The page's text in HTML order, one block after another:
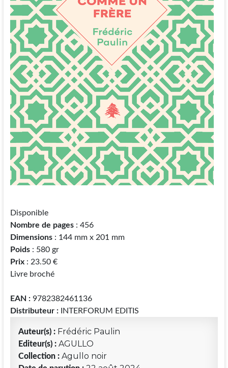
Disponible
Nombre de pages: 456
Dimensions: 144 mm x 201 mm
Poids: 580 gr
Prix: 23.50 €
Livre broché
EAN :9782382461136
Distributeur :INTERFORUM EDITIS
Auteur(s) : Frédéric Paulin
Editeur(s) : AGULLO
Collection : Agullo noir